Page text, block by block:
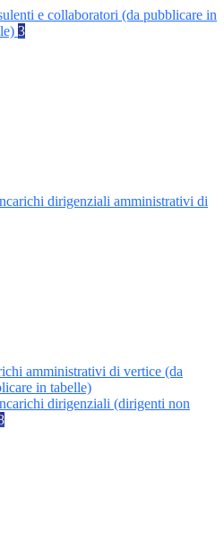
e collaboratori (da pubblicare in
3
dirigenziali amministrativi di
amministrativi di vertice (da
in tabelle)
dirigenziali (dirigenti non